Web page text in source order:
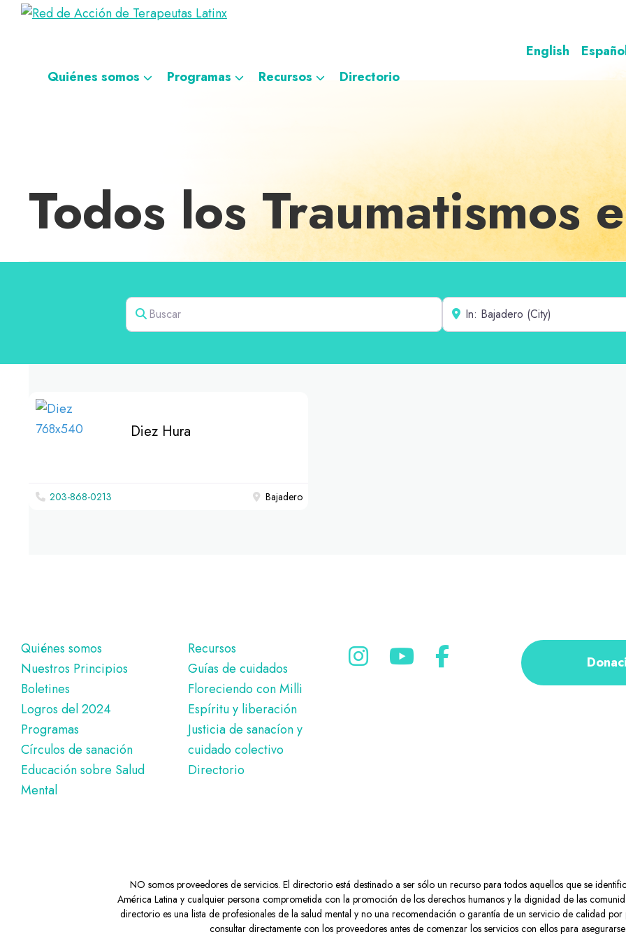
Saltar
navegación
principal
Saltar
Saltar
navegación
Terapeutas
terapeutas
English
Quiénes somos
Programas Recursos Directorio
Todos los Traumatismos
Buscar Cerca de
Diez Hura
203-868-0213 Bajadero
Pie
de
página
Quiénes somos
Nuestros Principios
Boletines
Logros del 2024
Programas
Círculos de sanación
Educación sobre Salud
Mental
Recursos
Guías de cuidados
Floreciendo con Milli
Espíritu y liberación
Justicia de sanacíon y
cuidado colectivo
Directorio
NO somos proveedores de servicios. El directorio está destinado a ser sólo un recurso para todos aquellos que se
América Latina y cualquier persona comprometida con la promoción de los derechos humanos y la dignidad de las
directorio es una lista de profesionales de la salud mental y no una recomendación o garantía de un servicio de calidad
consultar directamente con los proveedores antes de comenzar los servicios con ellos para